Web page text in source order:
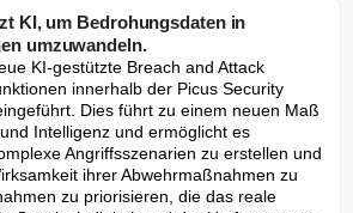
KI, um Bedrohungsdaten in
umzuwandeln.
KI-gestützte Breach and Attack
innerhalb der Picus Security
Dies führt zu einem neuen Maß
Intelligenz und ermöglicht es
Angriffsszenarien zu erstellen und
ihrer Abwehrmaßnahmen zu
zu priorisieren, die das reale